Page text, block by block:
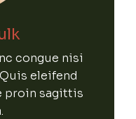
congue nisi
eleifend
proin sagittis